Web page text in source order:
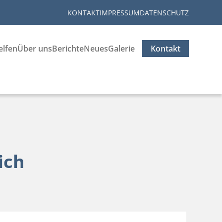
KONTAKTIMPRESSUMDATENSCHUTZ
Über unsBerichteNeuesGalerie Kontakt